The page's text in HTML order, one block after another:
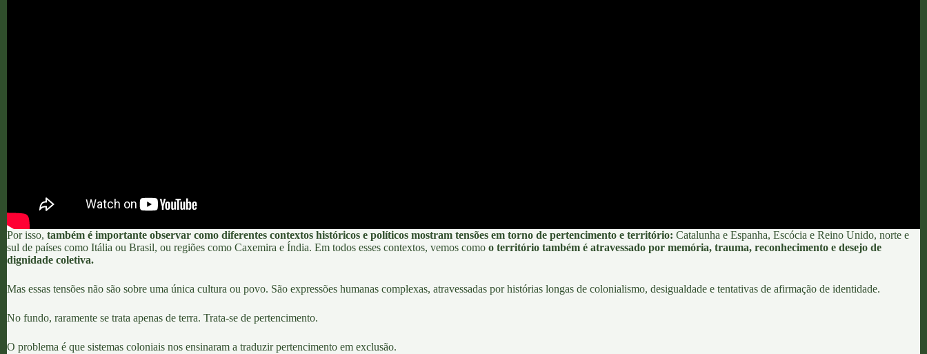
Por isso, também é importante observar como diferentes contextos históricos e políticos mostram tensões em torno de pertencimento e território: Catalunha e Espanha, Escócia e Reino Unido, norte e
sul de países como Itália ou Brasil, ou regiões como Caxemira e Índia. Em todos esses contextos, vemos como o território também é atravessado por memória, trauma, reconhecimento e desejo de
dignidade coletiva.
Mas essas tensões não são sobre uma única cultura ou povo. São expressões humanas complexas, atravessadas por histórias longas de colonialismo, desigualdade e tentativas de afirmação de identidade.
No fundo, raramente se trata apenas de terra. Trata-se de pertencimento.
O problema é que sistemas coloniais nos ensinaram a traduzir pertencimento em exclusão.